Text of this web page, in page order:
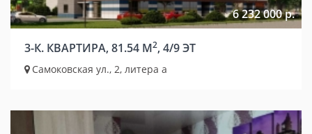
6 232 000 р.
3-К. КВАРТИРА, 81.54 М2, 4/9 ЭТ
Самоковская ул., 2, литера а